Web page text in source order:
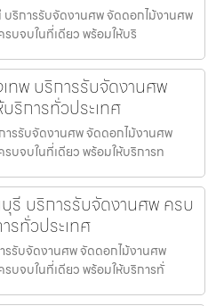
บริการรับจัดงานศพ จัดดอกไม้งานศพ
บจบในที่เดียว พร้อมให้บริ
ทพ บริการรับจัดงานศพ
ริการทั่วประเทศ
ารรับจัดงานศพ จัดดอกไม้งานศพ
บจบในที่เดียว พร้อมให้บริการท
รี บริการรับจัดงานศพ ครบ
รทั่วประเทศ
รับจัดงานศพ จัดดอกไม้งานศพ
บจบในที่เดียว พร้อมให้บริการทั่